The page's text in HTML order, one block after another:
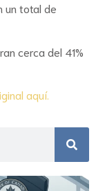
un total de
cerca del 41%
aquí.